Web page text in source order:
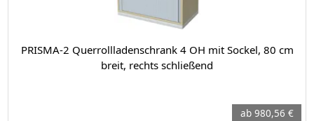
PRISMA-2 Querrollladenschrank 4 OH mit Sockel, 80 cm
breit, rechts schließend
ab 980,56 €